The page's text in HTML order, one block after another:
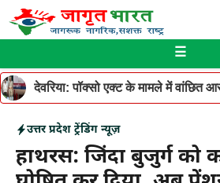
Skip
to
☰
देवरिया: पॉक्सो एक्ट के मामले में वांछित
उत्तर प्रदेश ट्रेंडिंग न्यूज़
हाथरस: जिंदा बुजुर्ग को